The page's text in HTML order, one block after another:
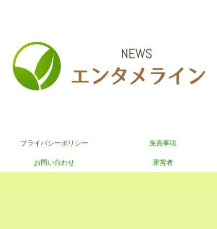
プライバシーポリシー 免責事項
お問い合わせ 運営者